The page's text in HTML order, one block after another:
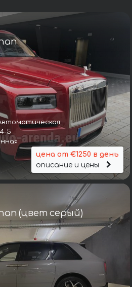
5
цена от €1250 в день
описание и цены
(цвет серый)